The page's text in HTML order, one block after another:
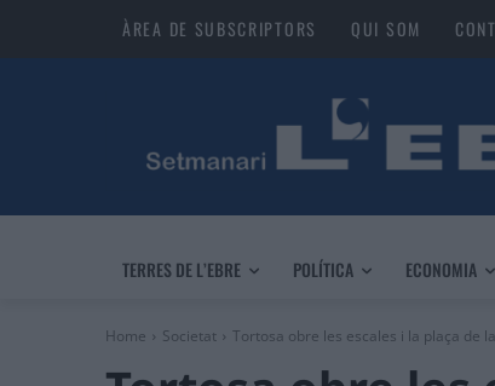
ÀREA DE SUBSCRIPTORS QUI SOM
TERRES DE L’EBRE POLÍTICA ECONOMIA
Home Societat Tortosa obre les escales i la plaça de